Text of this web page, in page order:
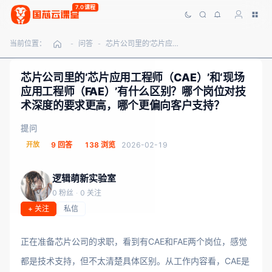
7.0课程
当前位置： - 问答 - 芯片公司里的‘芯片应用工程师（CAE）’和‘现场应用工程师（FAE）’有什么区别？哪个岗位对技术深度的要求更高，哪个更偏向客户支持？
芯片公司里的‘芯片应用工程师（CAE）’和‘现场
应用工程师（FAE）’有什么区别？哪个岗位对技
术深度的要求更高，哪个更偏向客户支持？
提问
开放 9 回答 138 浏览 2026-02-19
逻辑萌新实验室
0 粉丝 · 0 关注
+ 关注
私信
正在准备芯片公司的求职，看到有CAE和FAE两个岗位，感觉
都是技术支持，但不太清楚具体区别。从工作内容看，CAE是